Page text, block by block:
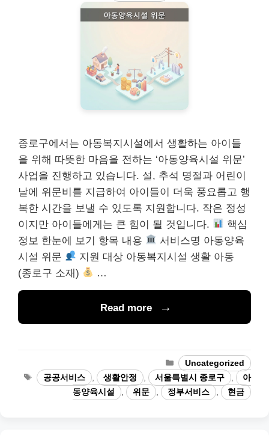
종로구에서는 아동복지시설에서 생활하는 아이들
을 위해 따뜻한 마음을 전하는 ‘아동양육시설 위문’
사업을 진행하고 있습니다. 설, 추석 명절과 어린이
날에 위문비를 지급하여 아이들이 더욱 풍요롭고 행
복한 시간을 보낼 수 있도록 지원합니다. 작은 정성
이지만 아이들에게는 큰 힘이 될 것입니다.
핵심
정보 한눈에 보기 항목 내용
서비스명 아동양육
시설 위문
지원 대상 아동복지시설 생활 아동
(종로구 소재)
…
Read more
Categories
Uncategorized
Tags공공서비스 생활안정 서울특별시 종로구
아
동양육시설
위문 정부서비스 현금